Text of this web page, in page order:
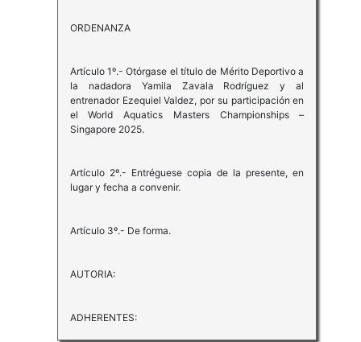
ORDENANZA
Artículo 1º.- Otórgase el título de Mérito Deportivo a
la nadadora Yamila Zavala Rodríguez y al
entrenador Ezequiel Valdez, por su participación en
el World Aquatics Masters Championships –
Singapore 2025.
Artículo 2º.- Entréguese copia de la presente, en
lugar y fecha a convenir.
Artículo 3º.- De forma.
AUTORIA:
ADHERENTES: